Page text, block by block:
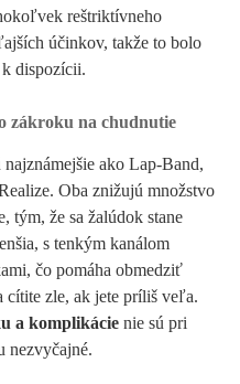
reštriktívneho
účinkov, takže to bolo
k dispozícii.
zákroku na chudnutie
ako Lap-Band,
Oba znižujú množstvo
tým, že sa žalúdok stane
s tenkým kanálom
čo pomáha obmedziť
cítite zle, ak jete príliš veľa.
a komplikácie nie sú pri
nezvyčajné.